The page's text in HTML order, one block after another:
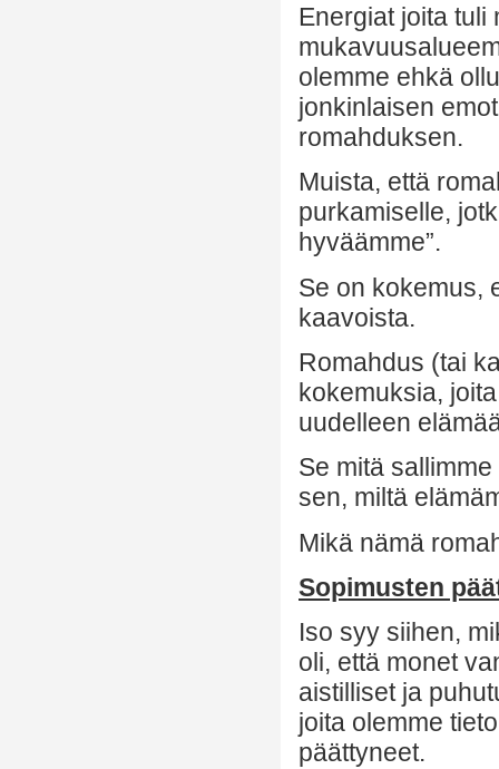
Energiat joita
olemme ehkä
jonkinlaisen
romahduksen.
Muista, että
purkamiselle,
hyväämme”.
Se on kokemus,
kaavoista.
Romahdus (tai
kokemuksia,
uudelleen
Se mitä
sen, miltä
Mikä nämä
Sopimusten
Iso syy siihen,
oli, että monet
aistilliset ja
joita olemme
päättyneet.